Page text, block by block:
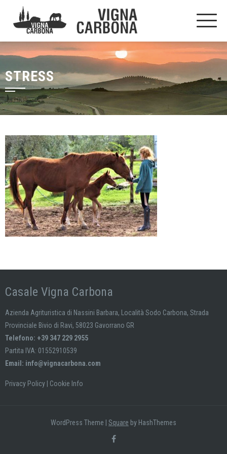
STRESS
Casale Vigna Carbona
Azienda Agrituristica di Nassini Barbara, Località Sodo Carbona, Strada
Provinciale Bivio di Ravi, 58023 Gavorrano GR
Telefono: +39 347 229 2955
Partita IVA: 01552910539
Email: info@vignacarbona.com
Privacy Policy Cookie Info
WordPress Theme Square by HashThemes